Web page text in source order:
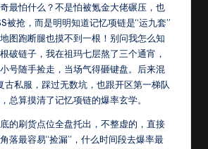
最怕什么？不是怕被氪金大佬碾压，也
被抢，而是明明知道记忆项链是“运九套”
图跑断腿也摸不到一根！别问我怎么知
破链子，我在祖玛七层熬了三个通宵，
号随手捡走，当场气得砸键盘。后来混
古私服，踩过无数坑，也跟开区第一梯队
总算摸清了记忆项链的爆率玄学。
的刷货点位全盘托出，不整虚的，直接
落最容易“捡漏”，什么时间段去爆率最